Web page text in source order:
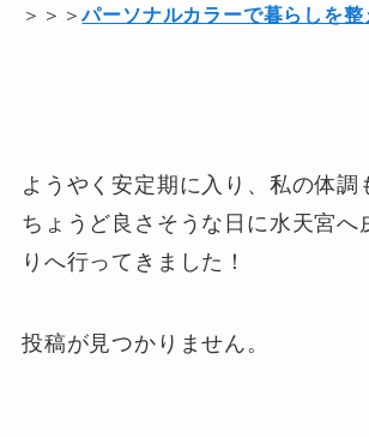
＞＞＞パーソナルカラーで暮らしを
ようやく安定期に入り、私の体調
ちょうど良さそうな日に水天宮へ
りへ行ってきました！
投稿が見つかりません。